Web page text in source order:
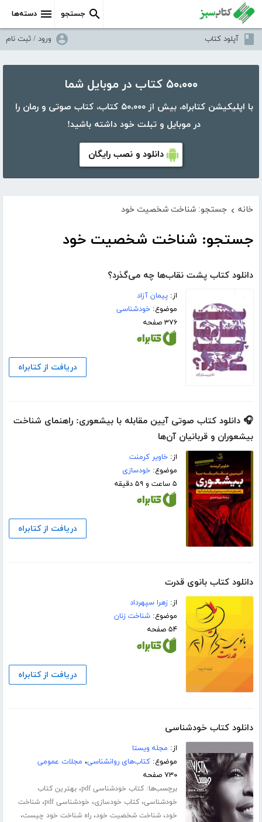
دسته‌ها جستجو
آپلود کتاب ورود / ثبت نام
۵۰،۰۰۰ کتاب در موبایل شما
با اپلیکیشن کتابراه، بیش از ۵۰،۰۰۰ کتاب، کتاب صوتی و رمان را
در موبایل و تبلت خود داشته باشید!
دانلود و نصب رایگان
خانه › جستجو: شناخت شخصیت خود
جستجو: شناخت شخصیت خود
دانلود کتاب پشت نقاب‌ها چه مى‌گذرد؟
از:پیمان آزاد
موضوع:خودشناسی
۳۷۶ صفحه
دریافت از کتابراه
🎧 دانلود کتاب صوتی آیین مقابله با بیشعوری: راهنمای شناخت
بیشعوران و قربانیان آن‌ها
از:خاویر کرمنت
موضوع:خودسازی
۵ ساعت و ۵۹ دقیقه
دریافت از کتابراه
دانلود کتاب بانوی قدرت
از:زهرا سپهرداد
موضوع:شناخت زنان
۵۴ صفحه
دریافت از کتابراه
دانلود کتاب خودشناسی
از: مجله ویستا
موضوع:کتاب‌های روانشناسی، مجلات عمومی
۷۳۰ صفحه
برچسب‌ها:کتاب خودشناسی pdf ،بهترین کتاب
خودشناسی،کتاب خودسازی، خودشناسی pdf ،شناخت
خود،شناخت شخصیت خود،راه شناخت خود چیست،